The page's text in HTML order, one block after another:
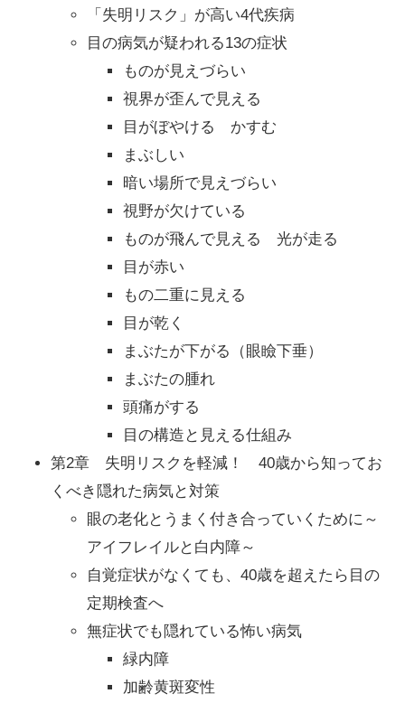
「失明リスク」が高い4代疾病
目の病気が疑われる13の症状
ものが見えづらい
視界が歪んで見える
目がぼやける かすむ
まぶしい
暗い場所で見えづらい
視野が欠けている
ものが飛んで見える 光が走る
目が赤い
もの二重に見える
目が乾く
まぶたが下がる（眼瞼下垂）
まぶたの腫れ
頭痛がする
目の構造と見える仕組み
第2章 失明リスクを軽減！ 40歳から知ってお
くべき隠れた病気と対策
眼の老化とうまく付き合っていくために～
アイフレイルと白内障～
自覚症状がなくても、40歳を超えたら目の
定期検査へ
無症状でも隠れている怖い病気
緑内障
加齢黄斑変性